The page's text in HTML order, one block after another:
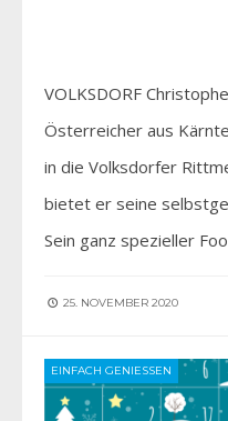
VOLKSDORF
Österreicher aus
in die Volksdorfer
bietet er seine
Sein ganz spezieller
25. NOVEMBER 2020
EINFACH GENIESSEN